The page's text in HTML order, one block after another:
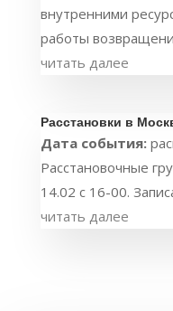
внутренними
работы
читать далее
Расстановки в
Дата события:
Расстановочные
14.02 с 16-00.
читать далее